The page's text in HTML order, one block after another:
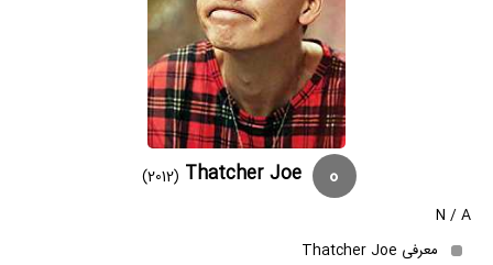
0
Thatcher Joe
(2012)
N / A
معرفی Thatcher Joe